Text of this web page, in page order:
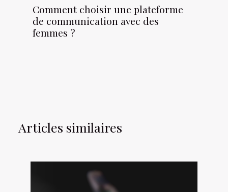
Comment choisir une plateforme
de communication avec des
femmes ?
Articles similaires